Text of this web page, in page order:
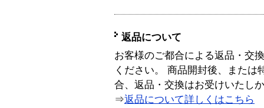
返品について
お客様のご都合による返品・交
ください。 商品開封後、または
合、返品・交換はお受けいたし
⇒返品について詳しくはこちら